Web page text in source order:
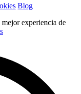
Blog
experiencia de